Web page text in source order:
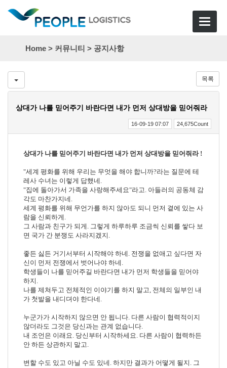
Toggle
Home > 커뮤니티 > 공지사항
목록
상대가 나를 믿어주기 바란다면 내가 먼저 상대방을 믿어줘라
16-09-19 07:07 24,675Count
상대가 나를 믿어주기 바란다면 내가 먼저 상대방을 믿어줘라!
"세계 평화를 위해 우리는 무엇을 해야 합니까?라는 질문에 테
레사 수녀는 이렇게 답했네 .
"집에 돌아가서 가족을 사랑해주세요"라고. 아들러의 공동체 감
각도 마찬가지네 .
세계 평화를 위해 무언가를 하지 않아도 되니 먼저 곁에 있는 사
람을 신뢰하게 .
그 사람과 친구가 되게 . 그렇게 하루하루 조금씩 신뢰를 쌓다 보
면 국가 간 분쟁도 사라지겠지 .
좋든 싫든 거기서부터 시작해야 하네 . 전쟁을 없애고 싶다면 자
신이 먼저 전쟁에서 벗어나야 하네 .
학생들이 나를 믿어주길 바란다면 내가 먼저 학생들을 믿어야
하지 .
나를 제쳐두고 전체적인 이야기를 하지 말고, 전체의 일부인 내
가 첫발을 내디뎌야 한다네 .
누군가가 시작하지 않으면 안 됩니다. 다른 사람이 협력적이지
않더라도 그것은 당신과는 관계 없습니다.
내 조언은 이래요. 당신부터 시작하세요. 다른 사람이 협력하든
안 하든 상관하지 말고.
변할 수도 있고 아닐 수도 있네 . 하지만 결과가 어떻게 될지 . 그